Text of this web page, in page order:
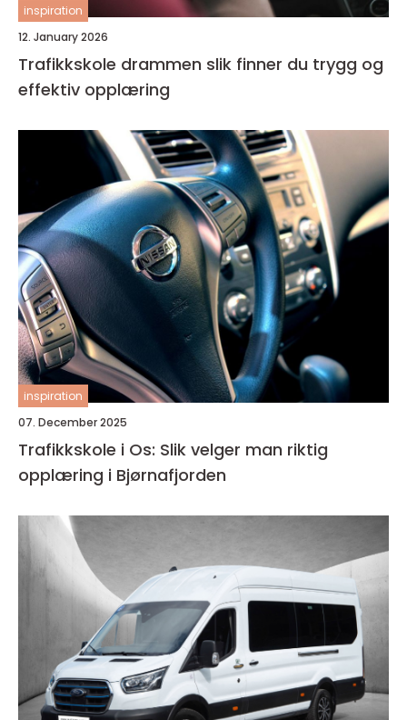
inspiration
12. January 2026
Trafikkskole drammen slik finner du trygg og
effektiv opplæring
inspiration
07. December 2025
Trafikkskole i Os: Slik velger man riktig
opplæring i Bjørnafjorden